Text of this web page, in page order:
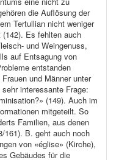
die Auflösung der
Tertullian nicht weniger
Es fehlten auch
und Weingenuss,
auf Entsagung von
entstanden
und Männer unter
interessante Frage:
(149). Auch im
mitgeteilt. So
Familien, aus denen
161). B. geht auch noch
von «église» (Kirche),
Gebäudes für die